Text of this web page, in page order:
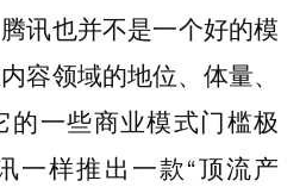
讯也并不是一个好的模
领域的地位、体量、
的一些商业模式门槛极
一样推出一款“顶流产